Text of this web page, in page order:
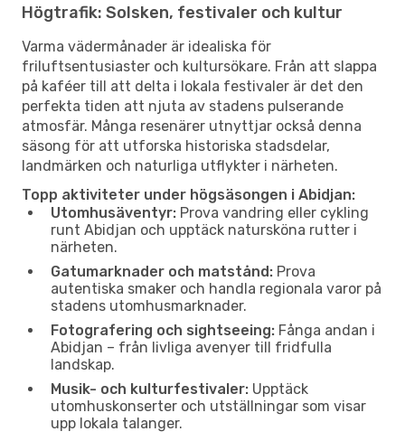
Högtrafik: Solsken, festivaler och kultur
Varma vädermånader är idealiska för
friluftsentusiaster och kultursökare. Från att slappa
på kaféer till att delta i lokala festivaler är det den
perfekta tiden att njuta av stadens pulserande
atmosfär. Många resenärer utnyttjar också denna
säsong för att utforska historiska stadsdelar,
landmärken och naturliga utflykter i närheten.
Topp aktiviteter under högsäsongen i Abidjan:
Utomhusäventyr: Prova vandring eller cykling
runt Abidjan och upptäck natursköna rutter i
närheten.
Gatumarknader och matstånd: Prova
autentiska smaker och handla regionala varor på
stadens utomhusmarknader.
Fotografering och sightseeing: Fånga andan i
Abidjan – från livliga avenyer till fridfulla
landskap.
Musik- och kulturfestivaler: Upptäck
utomhuskonserter och utställningar som visar
upp lokala talanger.